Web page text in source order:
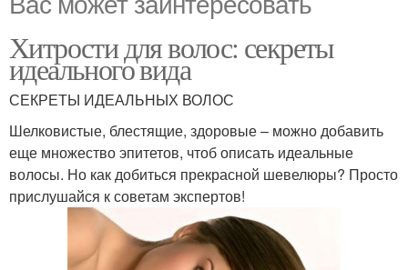
Хитрости для волос: секреты
идеального вида
СЕКРЕТЫ ИДЕАЛЬНЫХ ВОЛОС
Шелковистые, блестящие, здоровые – можно добавить
еще множество эпитетов, чтоб описать идеальные
волосы. Но как добиться прекрасной шевелюры? Просто
прислушайся к советам экспертов!